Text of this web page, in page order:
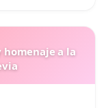
homenaje a la